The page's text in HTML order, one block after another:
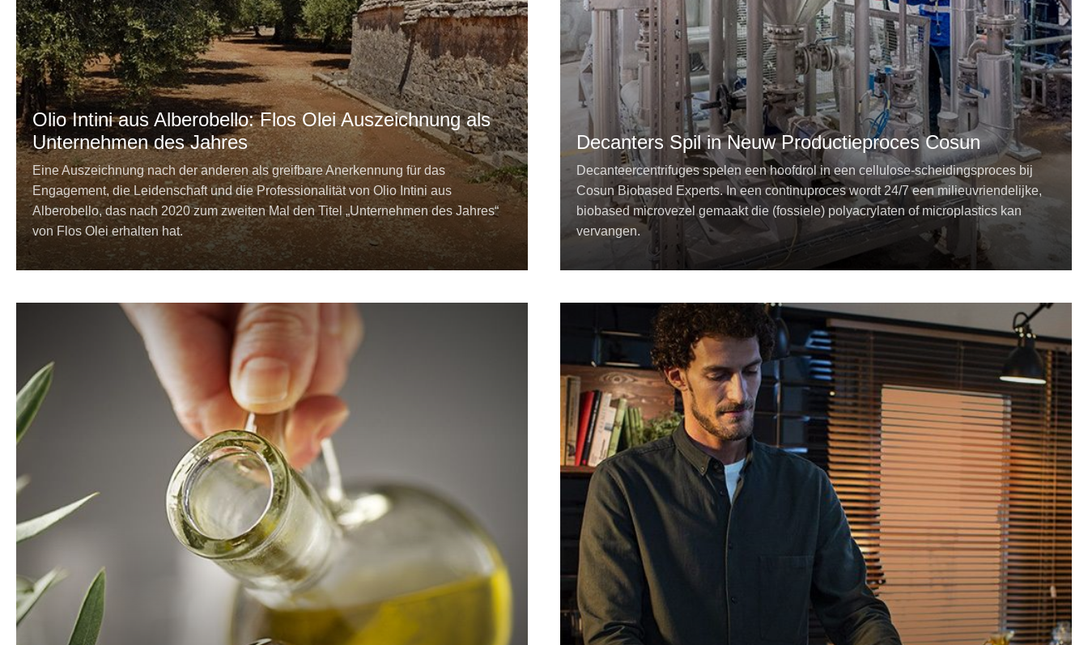
Olio Intini aus Alberobello: Flos Olei Auszeichnung als
Unternehmen des Jahres
Eine Auszeichnung nach der anderen als greifbare Anerkennung für das
Engagement, die Leidenschaft und die Professionalität von Olio Intini aus
Alberobello, das nach 2020 zum zweiten Mal den Titel „Unternehmen des Jahres“
von Flos Olei erhalten hat.
Decanters Spil in Neuw Productieproces Cosun
Decanteercentrifuges spelen een hoofdrol in een cellulose-scheidingsproces bij
Cosun Biobased Experts. In een continuproces wordt 24/7 een milieuvriendelijke,
biobased microvezel gemaakt die (fossiele) polyacrylaten of microplastics kan
vervangen.